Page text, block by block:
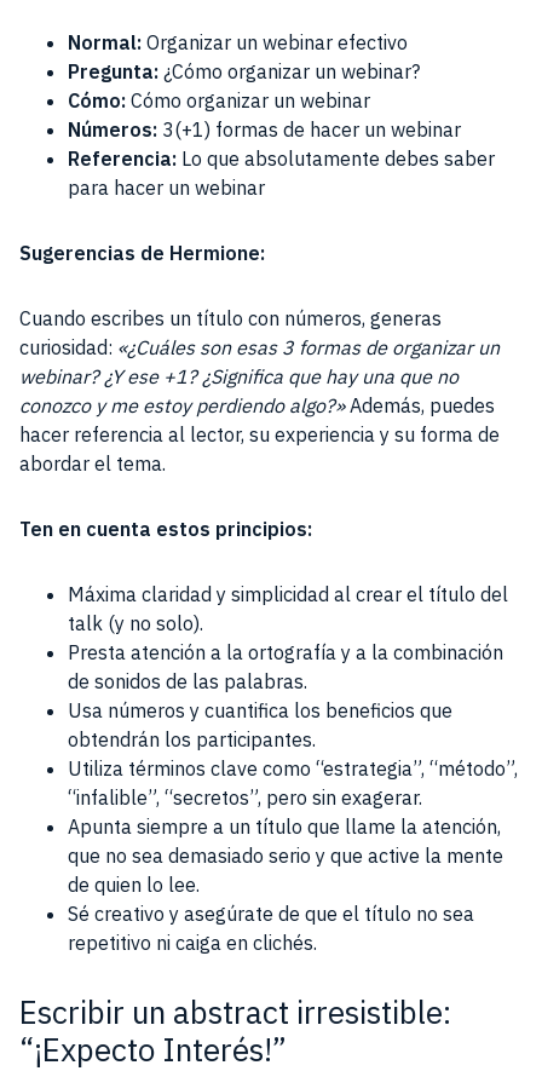
Normal: Organizar un webinar efectivo
Pregunta: ¿Cómo organizar un webinar?
Cómo: Cómo organizar un webinar
Números: 3(+1) formas de hacer un webinar
Referencia: Lo que absolutamente debes saber
para hacer un webinar
Sugerencias de Hermione:
Cuando escribes un título con números, generas
curiosidad: «¿Cuáles son esas 3 formas de organizar un
webinar? ¿Y ese +1? ¿Significa que hay una que no
conozco y me estoy perdiendo algo?»Además, puedes
hacer referencia al lector, su experiencia y su forma de
abordar el tema.
Ten en cuenta estos principios:
Máxima claridad y simplicidad al crear el título del
talk (y no solo).
Presta atención a la ortografía y a la combinación
de sonidos de las palabras.
Usa números y cuantifica los beneficios que
obtendrán los participantes.
Utiliza términos clave como “estrategia”, “método”,
“infalible”, “secretos”, pero sin exagerar.
Apunta siempre a un título que llame la atención,
que no sea demasiado serio y que active la mente
de quien lo lee.
Sé creativo y asegúrate de que el título no sea
repetitivo ni caiga en clichés.
Escribir un abstract irresistible:
“¡Expecto Interés!”